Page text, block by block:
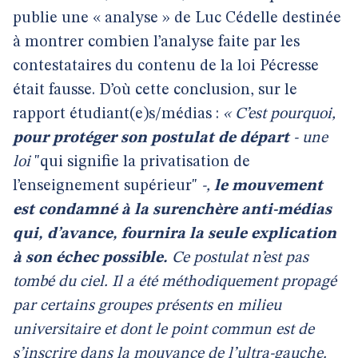
publie une « analyse » de Luc Cédelle destinée
à montrer combien l’analyse faite par les
contestataires du contenu de la loi Pécresse
était fausse. D’où cette conclusion, sur le
rapport étudiant(e)s/médias : « C’est pourquoi,
pour protéger son postulat de départ - une
loi "qui signifie la privatisation de
l’enseignement supérieur" -, le mouvement
est condamné à la surenchère anti-médias
qui, d’avance, fournira la seule explication
à son échec possible. Ce postulat n’est pas
tombé du ciel. Il a été méthodiquement propagé
par certains groupes présents en milieu
universitaire et dont le point commun est de
s’inscrire dans la mouvance de l’ultra-gauche.